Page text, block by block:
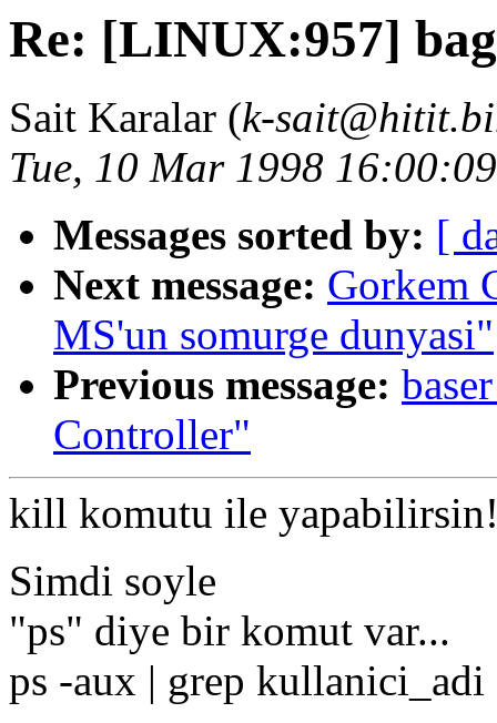
Re: [LINUX:957]
Sait Karalar (k-
Tue, 10 Mar 1998
Messages sorted by: [
Next message: Gorkem
MS'un somurge dunyasi"
Previous message:
Controller"
kill komutu ile
Simdi soyle
"ps" diye bir komut var...
ps -aux | grep kullanici_adi